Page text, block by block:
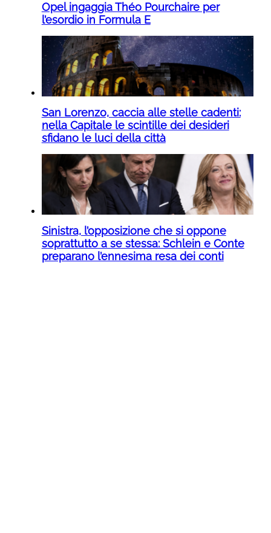
Opel ingaggia Théo Pourchaire per
l’esordio in Formula E
San Lorenzo, caccia alle stelle cadenti:
nella Capitale le scintille dei desideri
sfidano le luci della città
Sinistra, l’opposizione che si oppone
soprattutto a se stessa: Schlein e Conte
preparano l’ennesima resa dei conti